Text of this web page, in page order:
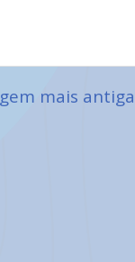
mais antiga